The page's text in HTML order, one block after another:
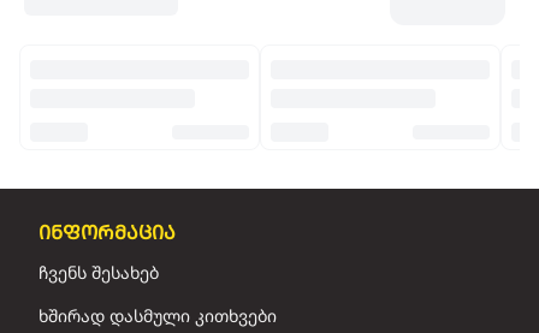
ინფორმაცია
ჩვენს შესახებ
ხშირად დასმული კითხვები